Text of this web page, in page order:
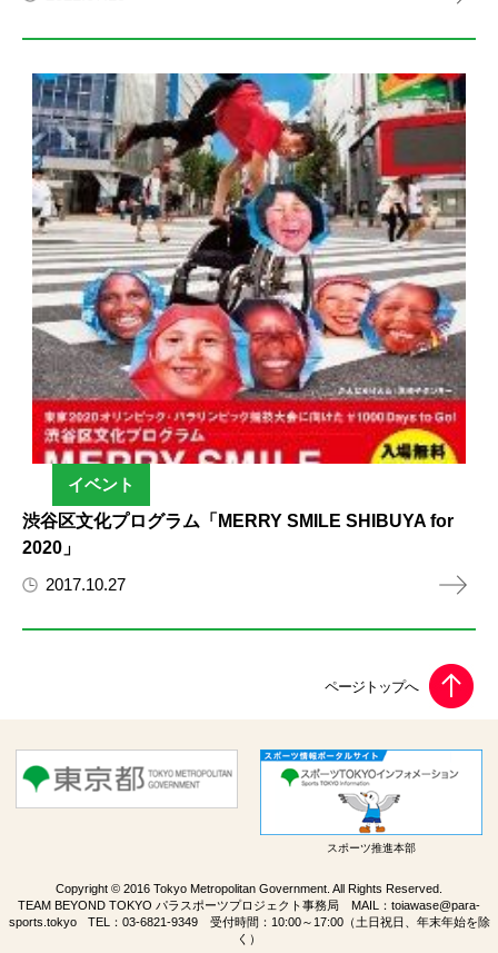
イベント
渋谷区文化プログラム「MERRY SMILE SHIBUYA for
2020」
2017.10.27
スポーツ推進本部
Copyright © 2016 Tokyo Metropolitan Government. All Rights Reserved.
TEAM BEYOND TOKYO パラスポーツプロジェクト事務局 MAIL： toiawase@para-
sports.tokyoTEL： 03-6821-9349受付時間：10:00～17:00（土日祝日、年末年始を除
く）